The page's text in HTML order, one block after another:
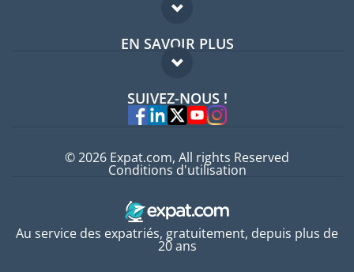
Forum expatriés
Guides pays
EN SAVOIR PLUS
FAQ
Experts
SUIVEZ-NOUS !
Au service des expatriés, gratuitement, depuis plus de
20 ans
© 2026 Expat.com, All rights Reserved
Conditions d'utilisation